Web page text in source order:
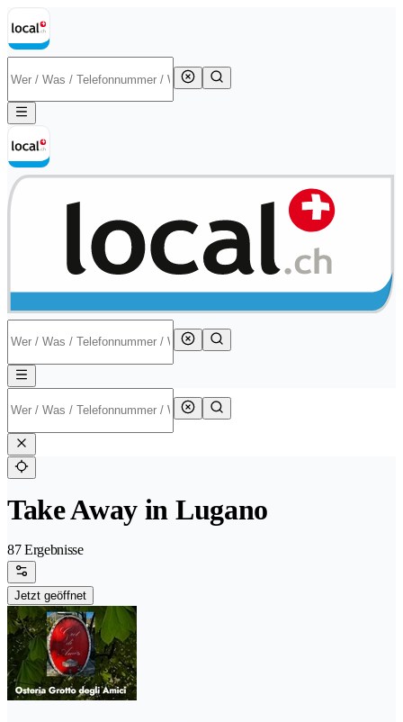
Take Away in Lugano
87 Ergebnisse
Jetzt geöffnet